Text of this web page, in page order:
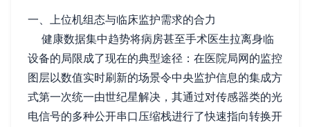
一、上位机组态与临床监护需求的合力
健康数据集中趋势将病房甚至手术医生拉离身临
设备的局限成了现在的典型途径：在医院局网的监控
图层以数值实时刷新的场景令中央监护信息的集成方
式第一次统一由世纪星解决，其通过对传感器类的光
电信号的多种公开串口压缩栈进行了快速指向转换开